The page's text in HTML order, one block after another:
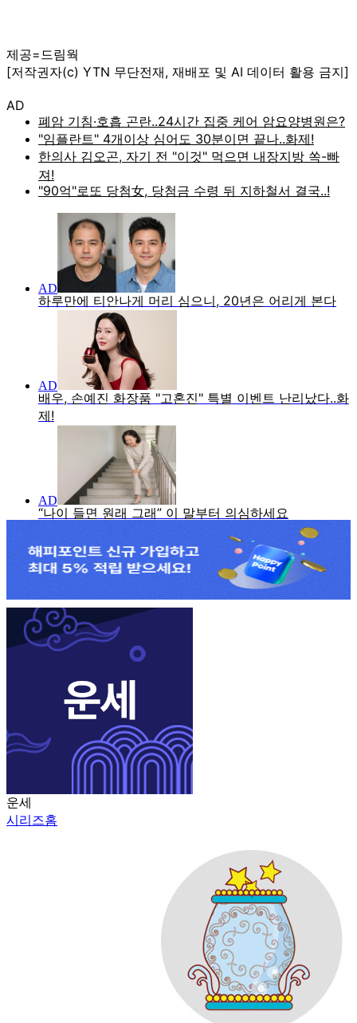
제공=드림웍
[저작권자(c) YTN 무단전재, 재배포 및 AI 데이터 활용 금지]
AD
운세
시리즈홈